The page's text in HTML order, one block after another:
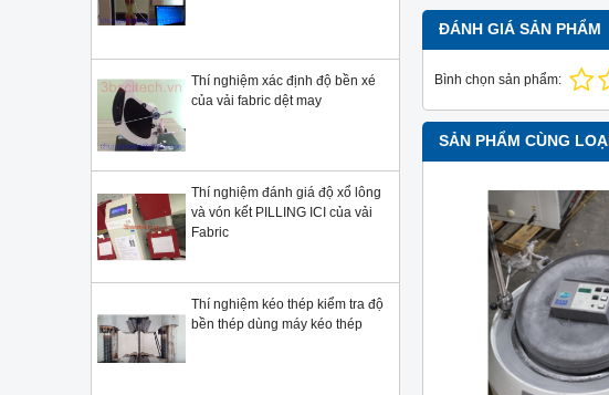
Thí nghiệm xác định độ bền xé
của vải fabric dệt may
Thí nghiệm đánh giá độ xổ lông
và vón kết PILLING ICI của vải
Fabric
Thí nghiệm kéo thép kiểm tra độ
bền thép dùng máy kéo thép
ĐÁNH GIÁ SẢN PHẨM
Bình chọn sản phẩm:
SẢN PHẨM CÙNG LOẠI